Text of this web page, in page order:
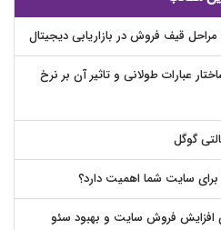
قیف فروش در بازاریابی دیجیتال
عبارات طولانی و تاثیر آن بر نرخ
گوگل